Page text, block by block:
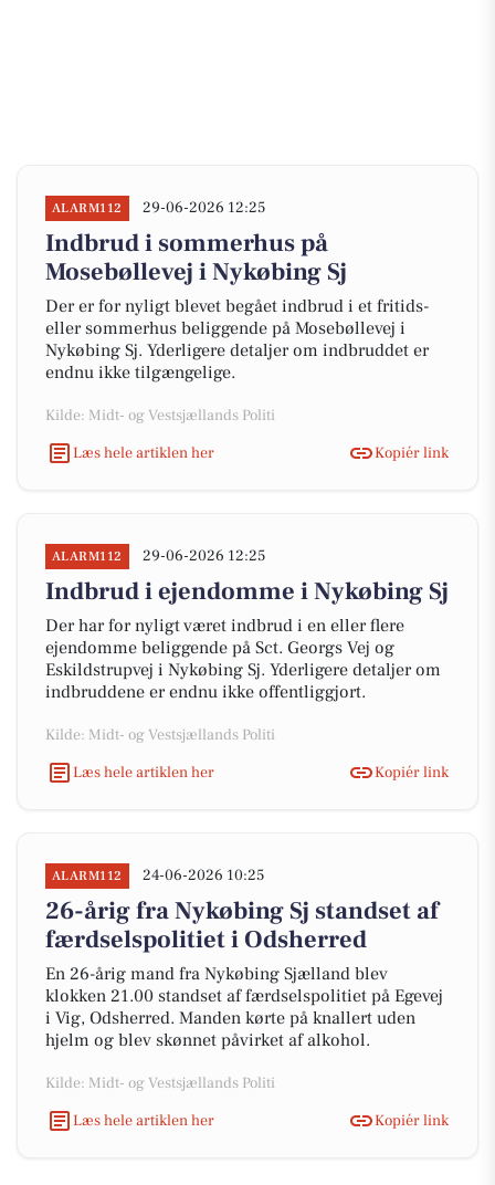
ALARM112 29-06-2026 12:25
Indbrud i sommerhus på
Mosebøllevej i Nykøbing Sj
Der er for nyligt blevet begået indbrud i et fritids-
eller sommerhus beliggende på Mosebøllevej i
Nykøbing Sj. Yderligere detaljer om indbruddet er
endnu ikke tilgængelige.
Kilde: Midt- og Vestsjællands Politi
Læs hele artiklen her
Kopiér link
ALARM112 29-06-2026 12:25
Indbrud i ejendomme i Nykøbing Sj
Der har for nyligt været indbrud i en eller flere
ejendomme beliggende på Sct. Georgs Vej og
Eskildstrupvej i Nykøbing Sj. Yderligere detaljer om
indbruddene er endnu ikke offentliggjort.
Kilde: Midt- og Vestsjællands Politi
Læs hele artiklen her
Kopiér link
ALARM112 24-06-2026 10:25
26-årig fra Nykøbing Sj standset af
færdselspolitiet i Odsherred
En 26-årig mand fra Nykøbing Sjælland blev
klokken 21.00 standset af færdselspolitiet på Egevej
i Vig, Odsherred. Manden kørte på knallert uden
hjelm og blev skønnet påvirket af alkohol.
Kilde: Midt- og Vestsjællands Politi
Læs hele artiklen her
Kopiér link